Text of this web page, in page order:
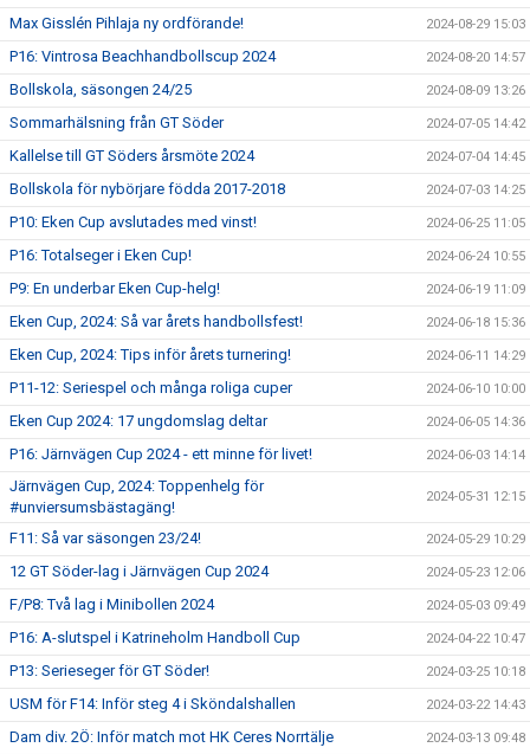
Max Gisslén Pihlaja ny ordförande! 2024-08-29 15:03
P16: Vintrosa Beachhandbollscup 2024 2024-08-20 14:57
Bollskola, säsongen 24/25 2024-08-09 13:26
Sommarhälsning från GT Söder 2024-07-05 14:42
Kallelse till GT Söders årsmöte 2024 2024-07-04 14:45
Bollskola för nybörjare födda 2017-2018 2024-07-03 14:25
P10: Eken Cup avslutades med vinst! 2024-06-25 11:05
P16: Totalseger i Eken Cup! 2024-06-24 10:55
P9: En underbar Eken Cup-helg! 2024-06-19 11:09
Eken Cup, 2024: Så var årets handbollsfest! 2024-06-18 15:36
Eken Cup, 2024: Tips inför årets turnering! 2024-06-11 14:29
P11-12: Seriespel och många roliga cuper 2024-06-10 10:00
Eken Cup 2024: 17 ungdomslag deltar 2024-06-05 14:36
P16: Järnvägen Cup 2024 - ett minne för livet! 2024-06-03 14:14
Järnvägen Cup, 2024: Toppenhelg för
#unviersumsbästagäng!
2024-05-31 12:15
F11: Så var säsongen 23/24! 2024-05-29 10:29
12 GT Söder-lag i Järnvägen Cup 2024 2024-05-23 12:06
F/P8: Två lag i Minibollen 2024 2024-05-03 09:49
P16: A-slutspel i Katrineholm Handboll Cup 2024-04-22 10:47
P13: Serieseger för GT Söder! 2024-03-25 10:18
USM för F14: Inför steg 4 i Sköndalshallen 2024-03-22 14:43
Dam div. 2Ö: Inför match mot HK Ceres Norrtälje 2024-03-13 09:48